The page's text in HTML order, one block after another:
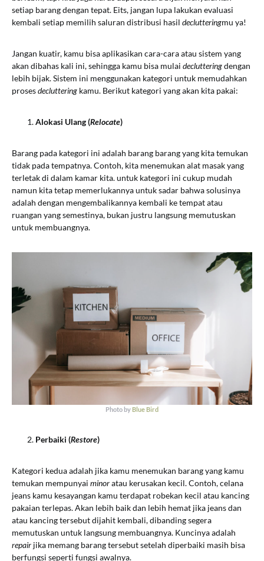
setiap barang dengan tepat. Eits, jangan lupa lakukan evaluasi
kembali setiap memilih saluran distribusi hasil declutteringmu ya!
Jangan kuatir, kamu bisa aplikasikan cara-cara atau sistem yang
akan dibahas kali ini, sehingga kamu bisa mulai declutteringdengan
lebih bijak. Sistem ini menggunakan kategori untuk memudahkan
prosesdecluttering kamu. Berikut kategori yang akan kita pakai:
Alokasi Ulang (Relocate)
Barang pada kategori ini adalah barang barang yang kita temukan
tidak pada tempatnya. Contoh, kita menemukan alat masak yang
terletak di dalam kamar kita. untuk kategori ini cukup mudah
namun kita tetap memerlukannya untuk sadar bahwa solusinya
adalah dengan mengembalikannya kembali ke tempat atau
ruangan yang semestinya, bukan justru langsung memutuskan
untuk membuangnya.
Photo byBlue Bird
Perbaiki (Restore)
Kategori kedua adalah jika kamu menemukan barang yang kamu
temukan mempunyai minoratau kerusakan kecil. Contoh, celana
jeans kamu kesayangan kamu terdapat robekan kecil atau kancing
pakaian terlepas. Akan lebih baik dan lebih hemat jika jeans dan
atau kancing tersebut dijahit kembali, dibanding segera
memutuskan untuk langsung membuangnya. Kuncinya adalah
repair jika memang barang tersebut setelah diperbaiki masih bisa
berfungsi seperti fungsi awalnya.